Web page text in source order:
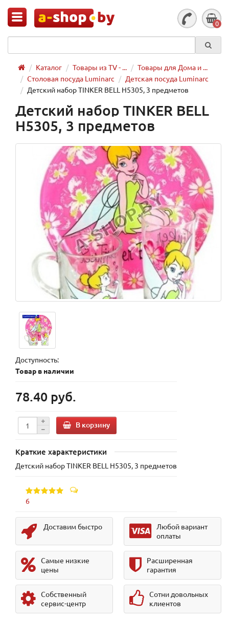
0
Каталог Товары из TV - ...
Товары для Дома и ...
Столовая посуда Luminarc
Детская посуда Luminarc
Детский набор TINKER BELL H5305, 3 предметов
Детский набор TINKER BELL
H5305, 3 предметов
Доступность:
Товар в наличии
78.40 руб.
В корзину
Краткие характеристики
Детский набор TINKER BELL H5305, 3 предметов
6
Доставим быстро
Любой вариант
оплаты
Самые низкие
цены
Расширенная
гарантия
Собственный
сервис-центр
Сотни довольных
клиентов